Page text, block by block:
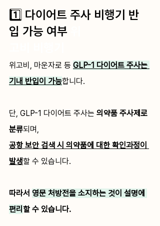
1️⃣ 다이어트 주사 비행기 반
입 가능 여부
위고비, 마운자로 등 GLP-1 다이어트 주사는
기내 반입이 가능합니다.
단, GLP-1 다이어트 주사는 의약품 주사제로
분류되며,
공항 보안 검색 시 의약품에 대한 확인과정이
발생할 수 있습니다.
따라서 영문 처방전을 소지하는 것이 설명에
편리 할 수 있습니다.